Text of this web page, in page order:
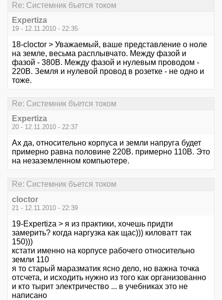
Re: Системник бъется током
Expertiza
19 - 12.11.2010 - 22:35
18-cloctor > Уважаемый, ваше представление о ноле
на земле, весьма расплывчато. Между фазой и
фазой - 380В. Между фазой и нулевым проводом -
220В. Земля и нулевой провод в розетке - не одно и
тоже.
Re: Системник бъется током
Expertiza
20 - 12.11.2010 - 22:37
Ах да, относительно корпуса и земли напруга будет
примерно равна половине 220В. примерно 110В. Это
на незаземленном компьютере.
Re: Системник бъется током
cloctor
21 - 12.11.2010 - 22:39
19-Expertiza > я из практики, хочешь придти
замерить? когда наргузка как щас))) киловатт так
150)))
кстати именно на корпусе рабочего относительно
земли 110
я то старый маразматик ясно дело, но важна точка
отсчета, и исходить нужно из того как организованно
и кто тырит электричество ... в учебниках это не
написано